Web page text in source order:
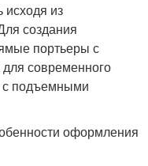
из
создания
портьеры с
современного
с подъемными
оформления